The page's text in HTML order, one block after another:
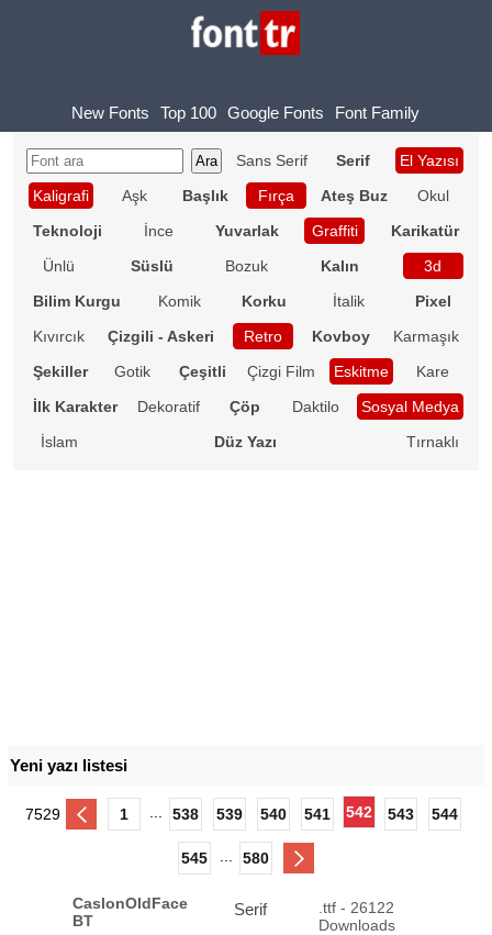
New Fonts Top 100 Google Fonts Font Family
Sans Serif Serif
El Yazısı
Kaligrafi
Aşk Başlık Fırça Ateş Buz
Okul
Teknoloji
İnce Yuvarlak Graffiti
Karikatür
Ünlü
Süslü Bozuk Kalın
3d
Bilim Kurgu
Komik Korku İtalik
Pixel
Kıvırcık
Çizgili - Askeri Retro Kovboy
Karmaşık
Şekiller
Gotik Çeşitli Çizgi Film Eskitme
Kare
İlk Karakter
Dekoratif Çöp Daktilo
Sosyal Medya
İslam
Düz Yazı Tırnaklı
Yeni yazı listesi
7529 1 538 539 540 541 542 543 544
545 580
CaslonOldFace
BT
Serif
.ttf - 26122
Downloads